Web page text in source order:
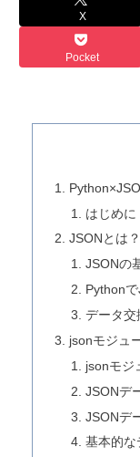
X
Pocket
はじめに
JSONとは
JSONの
Python
データ交
jsonモジュ
jsonモジ
JSONデ
JSONデ
基本的な